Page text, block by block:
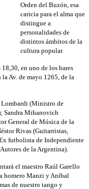
Orden del Buzón, esa
caricia para el alma que
distingue a
personalidades de
distintos ámbitos de la
cultura popular.
en uno de los bares
Av. de mayo 1265, de la
Lombardi (Ministro de
Sandra Mihanovich
General de Música de la
Rivas (Guitarristas,
futbolista de Independiente
de la Argentina).
el maestro Raúl Garello
homero Manzi y Aníbal
de nuestro tango y